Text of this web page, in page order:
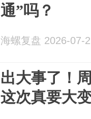
通”吗？
海螺复盘 2026-07-
出大事了！
这次真要大